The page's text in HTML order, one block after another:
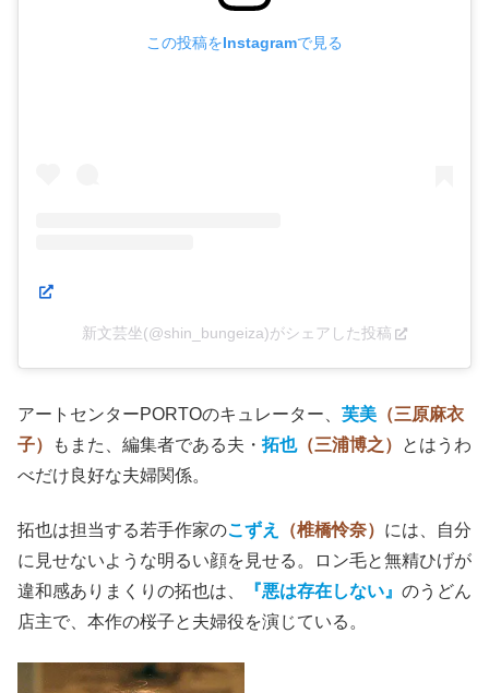
この投稿をInstagramで見る
新文芸坐(@shin_bungeiza)がシェアした投稿
アートセンターPORTOのキュレーター、 芙美 （三原麻衣
子）
もまた、編集者である夫・ 拓也（三浦博之）
とはうわ
べだけ良好な夫婦関係。
拓也は担当する若手作家のこずえ （椎橋怜奈） には、自分
に見せないような明るい顔を見せる。ロン毛と無精ひげが
違和感ありまくりの拓也は、
『悪は存在しない』 のうどん
店主で、本作の桜子と夫婦役を演じている。